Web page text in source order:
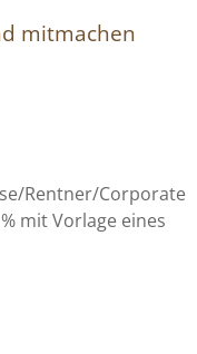
mitmachen
Rentner/Corporate
mit Vorlage eines